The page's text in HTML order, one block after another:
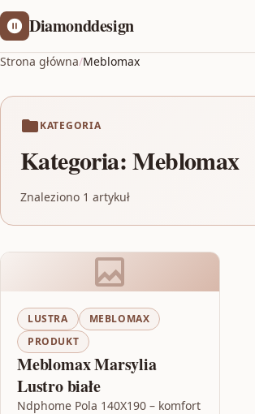
Diamonddesign
Strona główna/Meblomax
KATEGORIA
Kategoria:Meblomax
Znaleziono 1 artykuł
LUSTRA
MEBLOMAX
PRODUKT
Meblomax Marsylia
Lustro białe
Ndphome Pola 140X190 – komfort